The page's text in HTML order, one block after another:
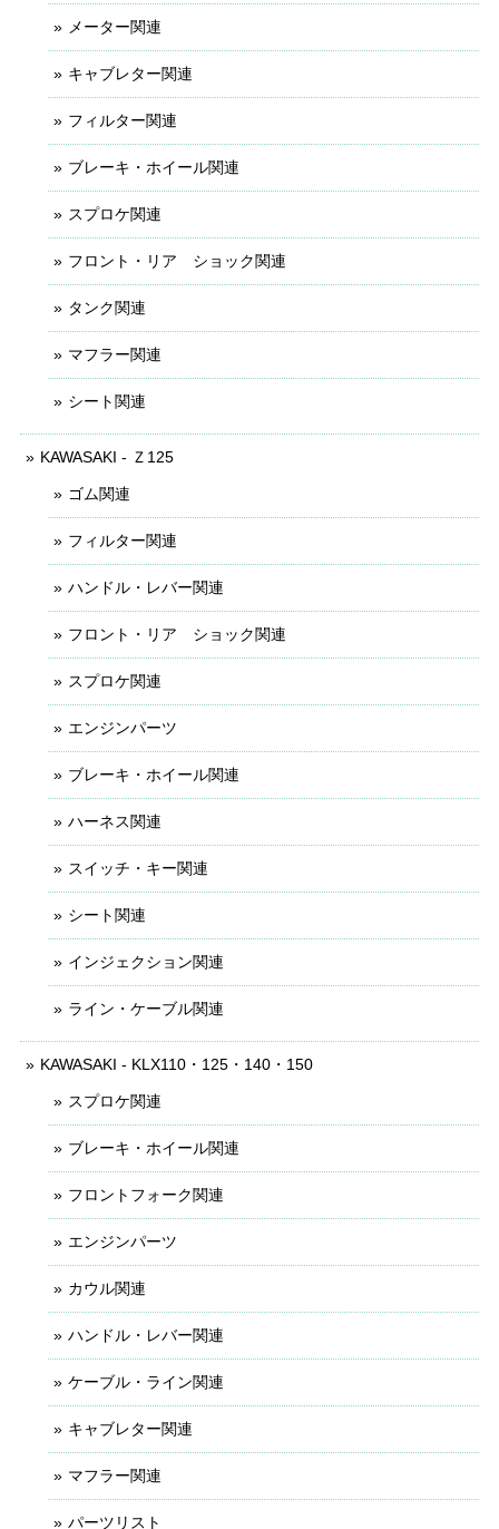
メーター関連
キャブレター関連
フィルター関連
ブレーキ・ホイール関連
スプロケ関連
フロント・リア ショック関連
タンク関連
マフラー関連
シート関連
KAWASAKI - Ｚ125
ゴム関連
フィルター関連
ハンドル・レバー関連
フロント・リア ショック関連
スプロケ関連
エンジンパーツ
ブレーキ・ホイール関連
ハーネス関連
スイッチ・キー関連
シート関連
インジェクション関連
ライン・ケーブル関連
KAWASAKI - KLX110・125・140・150
スプロケ関連
ブレーキ・ホイール関連
フロントフォーク関連
エンジンパーツ
カウル関連
ハンドル・レバー関連
ケーブル・ライン関連
キャブレター関連
マフラー関連
パーツリスト